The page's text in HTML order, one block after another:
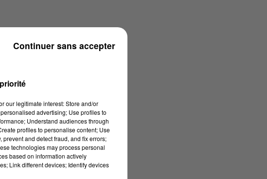
our legitimate interest: Store and/or
advertising; Use profiles to
Understand audiences through
profiles to personalise content; Use
and detect fraud, and fix errors;
technologies may process personal
based on information actively
Link different devices; Identify devices
Continuer sans accepter